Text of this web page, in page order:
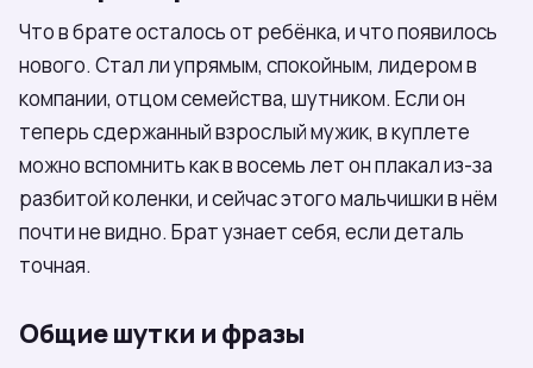
Что в брате осталось от ребёнка, и что появилось
нового. Стал ли упрямым, спокойным, лидером в
компании, отцом семейства, шутником. Если он
теперь сдержанный взрослый мужик, в куплете
можно вспомнить как в восемь лет он плакал из-за
разбитой коленки, и сейчас этого мальчишки в нём
почти не видно. Брат узнает себя, если деталь
точная.
Общие шутки и фразы